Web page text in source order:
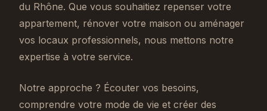
du Rhône. Que vous souhaitiez repenser votre
appartement, rénover votre maison ou aménager
vos locaux professionnels, nous mettons notre
expertise à votre service.
Notre approche ? Écouter vos besoins,
comprendre votre mode de vie et créer des